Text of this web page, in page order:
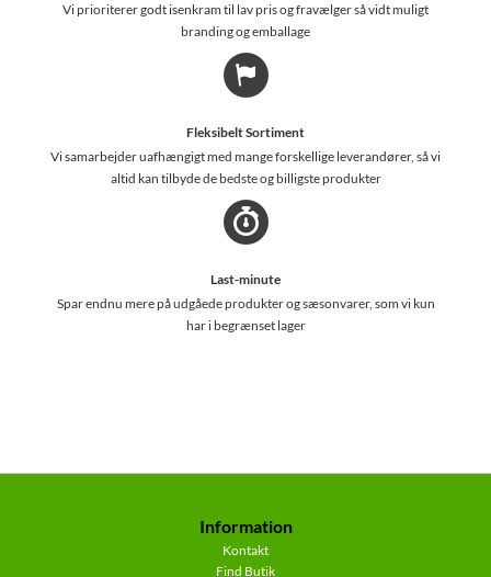
Vi prioriterer godt isenkram til lav pris og fravælger så vidt muligt
branding og emballage
Fleksibelt Sortiment
Vi samarbejder uafhængigt med mange forskellige leverandører, så vi
altid kan tilbyde de bedste og billigste produkter
Last-minute
Spar endnu mere på udgåede produkter og sæsonvarer, som vi kun
har i begrænset lager
Information
Kontakt
Find Butik